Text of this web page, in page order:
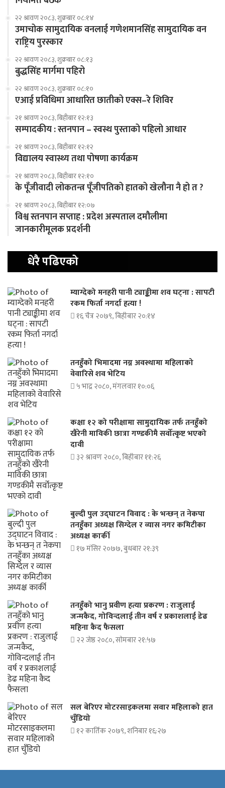
२२ श्रावण २०८३, शुक्रबार ०८:१४
उमाचोक सामुदायिक वनलाई गणेशमानसिंह सामुदायिक वन
राष्ट्रिय पुरस्कार
२२ श्रावण २०८३, शुक्रबार ०८:१३
बुद्धसिंह मार्गमा पहिरो
२२ श्रावण २०८३, शुक्रबार ०८:१०
एआई प्रविधिमा आधारित छातीको एक्स–रे शिविर
२१ श्रावण २०८३, बिहीबार १२:१३
सम्पादकीय : स्तनपान – स्वस्थ पुस्ताको पहिलो आधार
२१ श्रावण २०८३, बिहीबार १२:१२
विद्यालय स्वास्थ्य तथा पोषणा कार्यक्रम
२१ श्रावण २०८३, बिहीबार १२:१०
के पूँजीवादी लोकतन्त्र पूँजीपतिको हातको खेलौना नै हो त ?
२१ श्रावण २०८३, बिहीबार १२:०७
विश्व स्तनपान सप्ताह : प्रदेश अस्पताल दमौलीमा
जानकारीमूलक प्रदर्शनी
धेरै पढिएको
म्याग्देको मनहरी पानी ट्याङ्कीमा शव घट्ना : सापटी
रकम फिर्ता नगर्दा हत्या !
१६ चैत्र २०७९, बिहीबार २०:१४
तनहुँको भिमादमा नग्न अवस्थामा महिलाको
वेवारिसे शव भेटिय
५ भाद्र २०८०, मंगलवार १०:०६
कक्षा १२ को परीक्षामा सामुदायिक तर्फ तनहुँको
खैरेनी माविकी छात्रा गण्डकीमै सर्वोत्कृष्ट भएको
दावी
३२ श्रावण २०८०, बिहीबार ११:२६
बुल्दी पुल उद्घाटन विवाद : के भन्छन् त नेकपा
तनहुँका अध्यक्ष सिग्देल र व्यास नगर कमिटीका
अध्यक्ष कार्की
१७ मंसिर २०७७, बुधबार २१:३९
तनहुँको भानु प्रवीण हत्या प्रकरण : राजुलाई
जन्मकैद, गोविन्दलाई तीन वर्ष र प्रकाशलाई डेढ
महिना कैद फैसला
२२ जेष्ठ २०८०, सोमबार २१:५७
सल बेरिएर मोटरसाइकलमा सवार महिलाको हात
चुँडियो
१२ कार्तिक २०७९, शनिबार १६:२७